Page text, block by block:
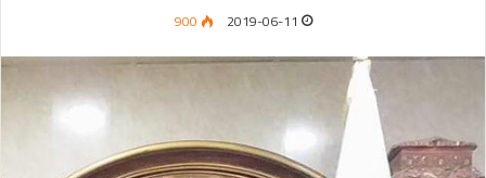
2019-06-11
900